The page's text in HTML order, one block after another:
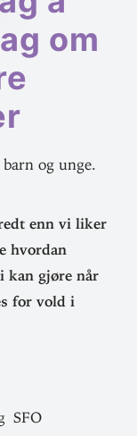
om
og unge.
enn vi liker
hvordan
kan gjøre når
for vold i
SFO